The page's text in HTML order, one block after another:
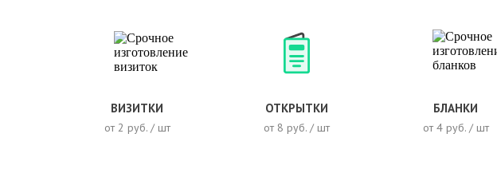
от 4 руб. / шт
БЛАНКИ
от 8 руб. / шт
ОТКРЫТКИ
от 2 руб. / шт
ВИЗИТКИ